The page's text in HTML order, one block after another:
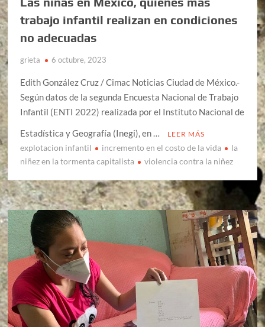
trabajo infantil realizan en condiciones
no adecuadas
grieta 6 octubre, 2023
Edith González Cruz / Cimac Noticias Ciudad de México.-
Según datos de la segunda Encuesta Nacional de Trabajo
Infantil (ENTI 2022) realizada por el Instituto Nacional de
Estadística y Geografía (Inegi), en …
LEER MÁS
explotacion infantil incremento en el costo de la vida
la
niñez en la tormenta capitalista
violencia contra la niñez